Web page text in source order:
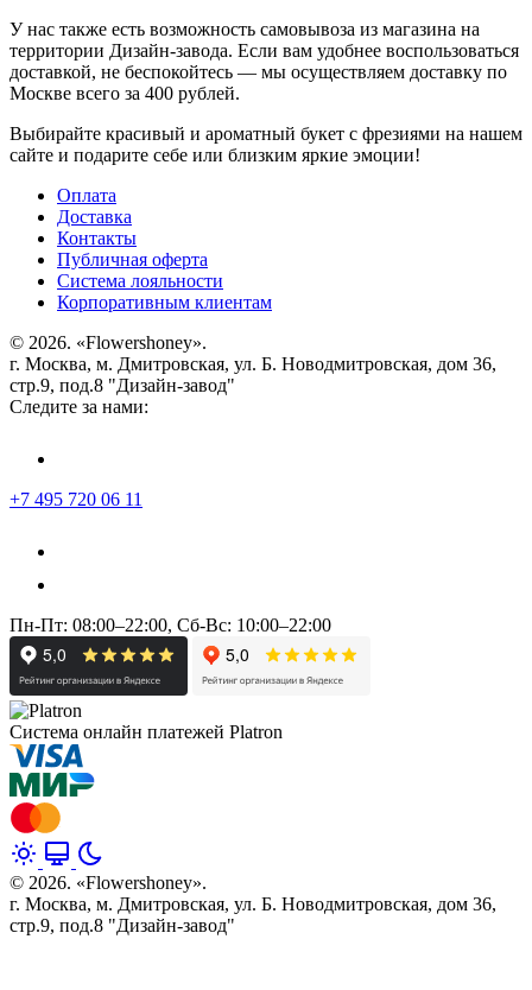
У нас также есть возможность самовывоза из магазина на
территории Дизайн-завода. Если вам удобнее воспользоваться
доставкой, не беспокойтесь — мы осуществляем доставку по
Москве всего за 400 рублей.
Выбирайте красивый и ароматный букет с фрезиями на нашем
сайте и подарите себе или близким яркие эмоции!
Оплата
Доставка
Контакты
Публичная оферта
Система лояльности
Корпоративным клиентам
© 2026. «Flowershoney».
г. Москва, м. Дмитровская, ул. Б. Новодмитровская, дом 36,
стр.9, под.8 "Дизайн-завод"
Следите за нами:
+7 495 720 06 11
Пн-Пт: 08:00–22:00, Сб-Вс: 10:00–22:00
Система онлайн платежей Platron
© 2026. «Flowershoney».
г. Москва, м. Дмитровская, ул. Б. Новодмитровская, дом 36,
стр.9, под.8 "Дизайн-завод"